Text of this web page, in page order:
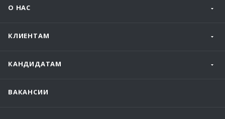
О НАС
КЛИЕНТАМ
КАНДИДАТАМ
ВАКАНСИИ